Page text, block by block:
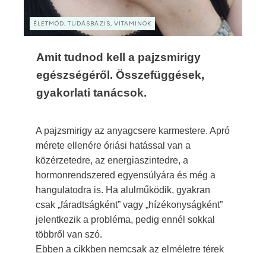
ÉLETMÓD, TUDÁSBÁZIS, VITAMINOK
Amit tudnod kell a pajzsmirigy
egészségéről. Összefüggések,
gyakorlati tanácsok.
A pajzsmirigy az anyagcsere karmestere. Apró
mérete ellenére óriási hatással van a
közérzetedre, az energiaszintedre, a
hormonrendszered egyensúlyára és még a
hangulatodra is. Ha alulműködik, gyakran
csak „fáradtságként” vagy „hízékonyságként”
jelentkezik a probléma, pedig ennél sokkal
többről van szó.
Ebben a cikkben nemcsak az elméletre térek